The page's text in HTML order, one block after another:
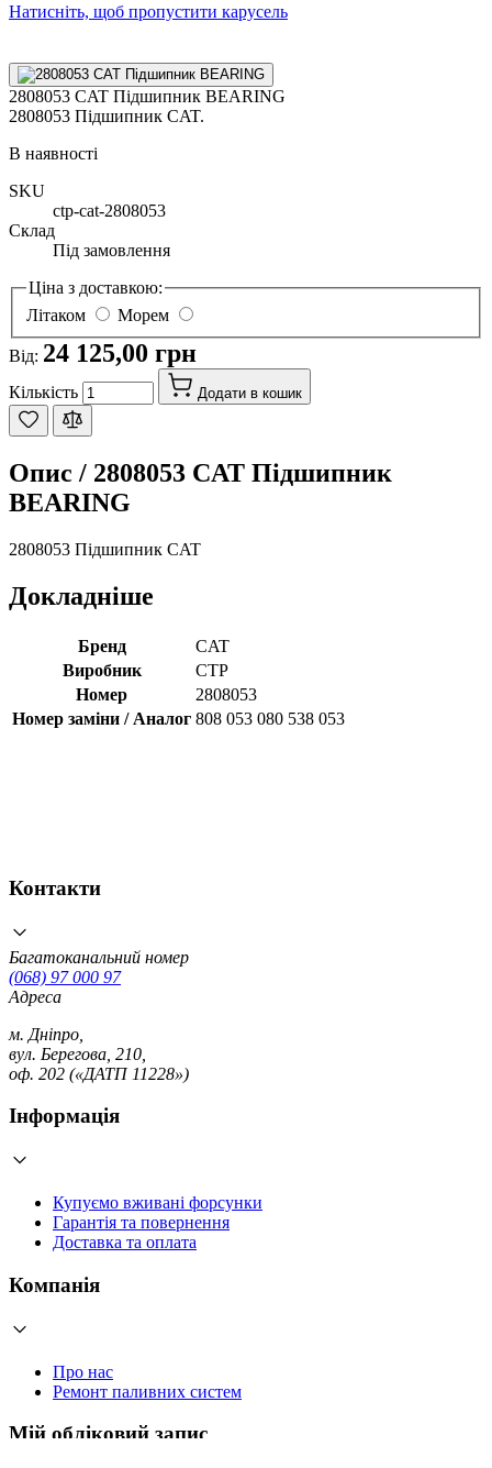
Натисніть, щоб пропустити карусель
2808053 CAT Підшипник BEARING
2808053 Підшипник CAT.
В наявності
SKU
ctp-cat-2808053
Склад
Під замовлення
Ціна з доставкою:
Літаком
Морем
Від: 24 125,00 грн
Кількість Додати в кошик
Опис / 2808053 CAT Підшипник
BEARING
2808053 Підшипник CAT
Докладніше
Бренд
CAT
Виробник
CTP
Номер
2808053
Номер заміни / Аналог 808 053 080 538 053
Контакти
Багатоканальний номер
(068) 97 000 97
Адреса
м. Дніпро,
вул. Берегова, 210,
оф. 202 («ДАТП 11228»)
Інформація
Купуємо вживані форсунки
Гарантія та повернення
Доставка та оплата
Компанія
Про нас
Ремонт паливних систем
Мій обліковий запис